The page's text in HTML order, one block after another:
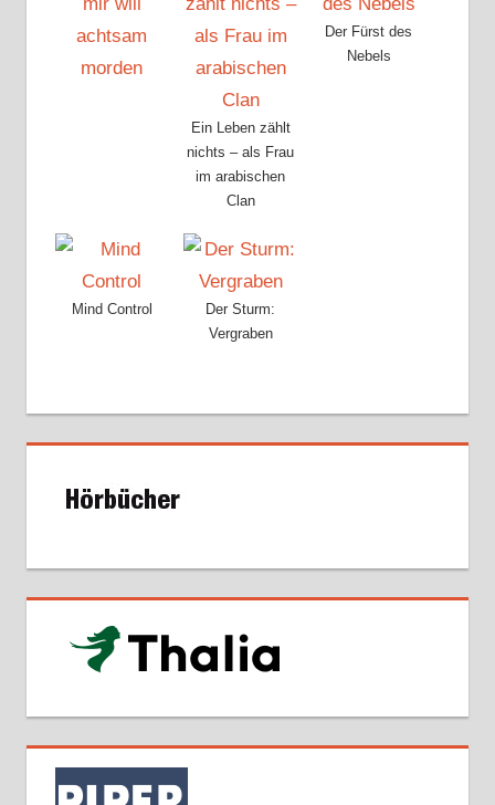
Ein Leben zählt
nichts – als Frau
im arabischen
Clan
Der Fürst des
Nebels
Mind Control
Der Sturm:
Vergraben